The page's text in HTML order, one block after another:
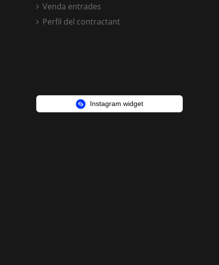
Venda entrades
Perfil del contractant
Instagram widget